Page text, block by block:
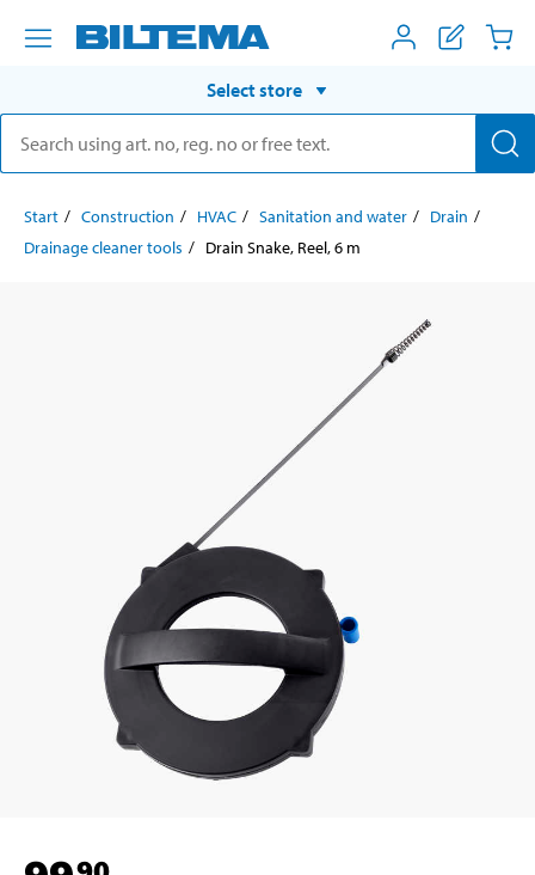
Select store
Start Construction HVAC Sanitation and water
Drain
Drainage cleaner tools
Drain Snake, Reel, 6 m